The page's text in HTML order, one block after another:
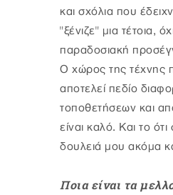
και σχόλια που
"ξένιζε" μια τέτοια,
παραδοσιακή
Ο χώρος της τέχνης
αποτελεί πεδίο
τοποθετήσεων και
είναι καλό. Και το ότι
δουλειά μου ακόμα
Ποια είναι τα